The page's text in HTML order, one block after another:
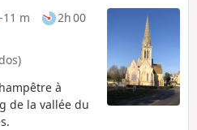
-11 m
2h 00
à
de la vallée du